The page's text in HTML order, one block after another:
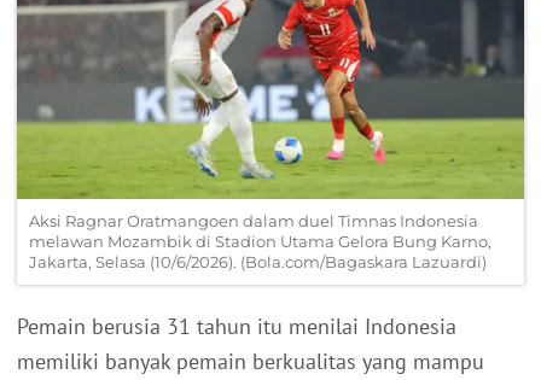
Aksi Ragnar Oratmangoen dalam duel Timnas Indonesia
melawan Mozambik di Stadion Utama Gelora Bung Karno,
Jakarta, Selasa (10/6/2026). (Bola.com/Bagaskara Lazuardi)
Pemain berusia 31 tahun itu menilai Indonesia
memiliki banyak pemain berkualitas yang mampu